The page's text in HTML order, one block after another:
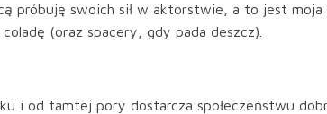
próbuję swoich sił w aktorstwie, a to jest
(oraz spacery, gdy pada deszcz).
i od tamtej pory dostarcza społeczeństwu